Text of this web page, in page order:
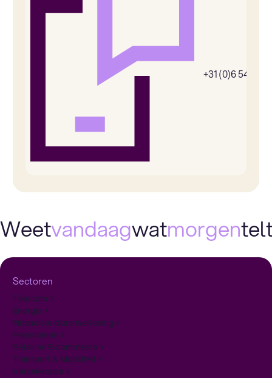
+31 (0)6
Weetvandaagwatmorgen
Sectoren
Telecom
Energie
Financiële dienstverlening
Pensioenen
Retail en E-commerce
Transport & Mobiliteit
Verzekeraars